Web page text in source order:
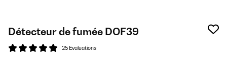
Détecteur de fumée DOF39
25 Evaluations